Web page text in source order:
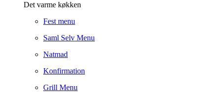
Det varme køkken
Fest menu
Saml Selv Menu
Natmad
Konfirmation
Grill Menu